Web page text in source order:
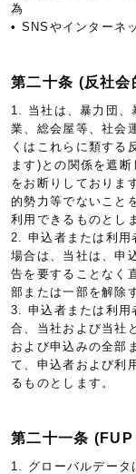
為
• SNSやインターネ
第二十条 (反社会
1. 当社は、暴力団、
業、総会屋等、社会
くはこれらに類する
ます)との関係を遮
をお断りしておりま
的勢力等でないこと
利用できるものとし
2. 申込者または利用
場合は、当社は、申
告を要することなく
部または一部を解除
3. 申込者または利用
合、当社および当社
および申込みの全部
て、申込者および利
るものとします。
第二十一条
1. グローバルデータ